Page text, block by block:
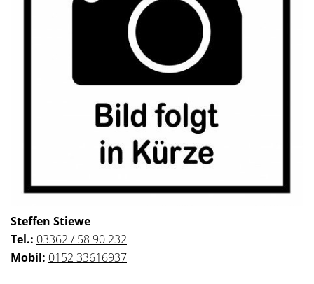
Steffen Stiewe
Tel.: 03362 / 58 90 232
Mobil: 0152 33616937